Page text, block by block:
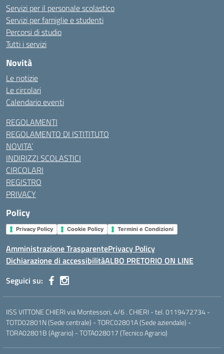
Servizi per il personale scolastico
Servizi per famiglie e studenti
Percorsi di studio
Tutti i servizi
Novità
Le notizie
Le circolari
Calendario eventi
REGOLAMENTI
REGOLAMENTO DI ISTITITUTO
NOVITA’
INDIRIZZI SCOLASTICI
CIRCOLARI
REGISTRO
PRIVACY
Policy
Privacy Policy Cookie Policy Termini e Condizioni
Amministrazione TrasparentePrivacy Policy
Dichiarazione di accessibilitàALBO PRETORIO ON LINE
Seguici su:
IISS VITTONE CHIERI via Montessori, 4/6 . CHIERI - tel. 0119472734 -
TOTD02801N (Sede centrale) - TORC02801A (Sede aziendale) -
TORA02801B (Agrario) - TOTA028017 (Tecnico Agrario)